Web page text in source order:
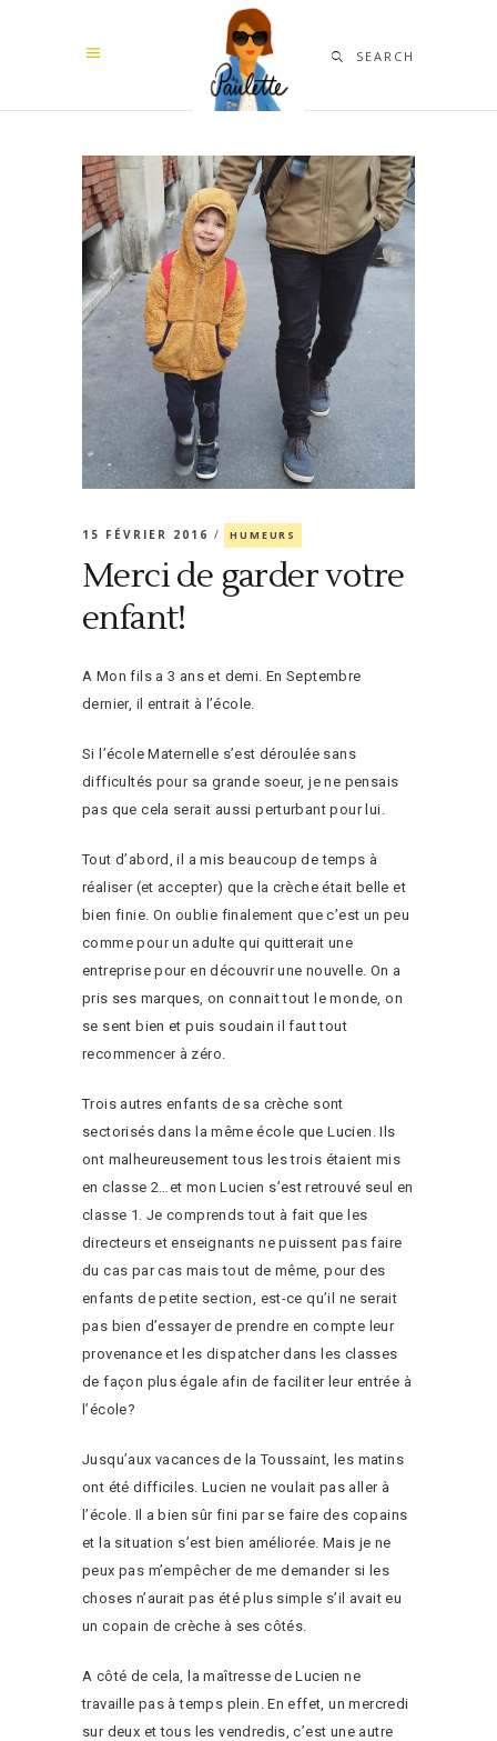
SEARCH
15 FÉVRIER 2016 HUMEURS
Merci de garder votre
enfant!
A Mon fils a 3 ans et demi. En Septembre
dernier, il entrait à l’école.
Si l’école Maternelle s’est déroulée sans
difficultés pour sa grande soeur, je ne pensais
pas que cela serait aussi perturbant pour lui.
Tout d’abord, il a mis beaucoup de temps à
réaliser (et accepter) que la crèche était belle et
bien finie. On oublie finalement que c’est un peu
comme pour un adulte qui quitterait une
entreprise pour en découvrir une nouvelle. On a
pris ses marques, on connait tout le monde, on
se sent bien et puis soudain il faut tout
recommencer à zéro.
Trois autres enfants de sa crèche sont
sectorisés dans la même école que Lucien. Ils
ont malheureusement tous les trois étaient mis
en classe 2…et mon Lucien s’est retrouvé seul en
classe 1. Je comprends tout à fait que les
directeurs et enseignants ne puissent pas faire
du cas par cas mais tout de même, pour des
enfants de petite section, est-ce qu’il ne serait
pas bien d’essayer de prendre en compte leur
provenance et les dispatcher dans les classes
de façon plus égale afin de faciliter leur entrée à
l’école?
Jusqu’aux vacances de la Toussaint, les matins
ont été difficiles. Lucien ne voulait pas aller à
l’école. Il a bien sûr fini par se faire des copains
et la situation s’est bien améliorée. Mais je ne
peux pas m’empêcher de me demander si les
choses n’aurait pas été plus simple s’il avait eu
un copain de crèche à ses côtés.
A côté de cela, la maîtresse de Lucien ne
travaille pas à temps plein. En effet, un mercredi
sur deux et tous les vendredis, c’est une autre